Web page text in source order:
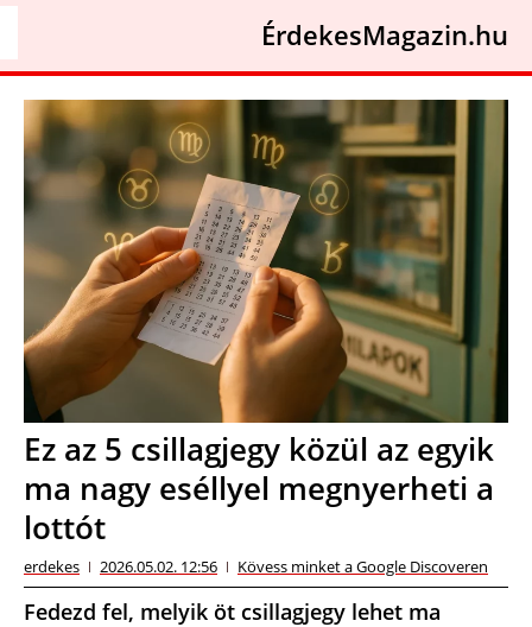
ÉrdekesMagazin.hu
Ez az 5 csillagjegy közül az egyik
ma nagy eséllyel megnyerheti a
lottót
erdekes 2026.05.02. 12:56 Kövess minket a Google Discoveren
Fedezd fel, melyik öt csillagjegy lehet ma